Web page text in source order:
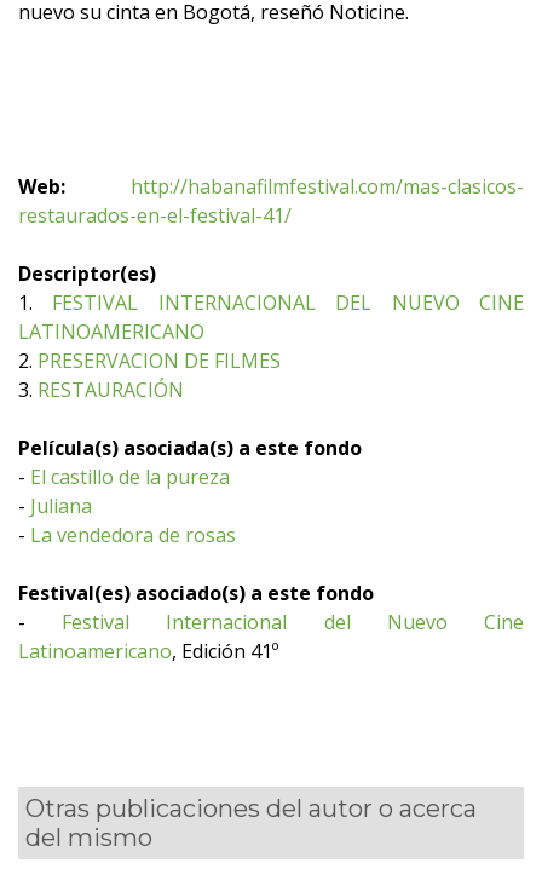
nuevo su cinta en Bogotá, reseñó Noticine.
Web:
http://habanafilmfestival.com/mas-clasicos-
restaurados-en-el-festival-41/
Descriptor(es)
1. FESTIVAL INTERNACIONAL DEL NUEVO CINE
LATINOAMERICANO
2. PRESERVACION DE FILMES
3. RESTAURACIÓN
Película(s) asociada(s) a este fondo
- El castillo de la pureza
- Juliana
- La vendedora de rosas
Festival(es) asociado(s) a este fondo
- Festival Internacional del Nuevo Cine
Latinoamericano, Edición 41º
Otras publicaciones del autor o acerca
del mismo